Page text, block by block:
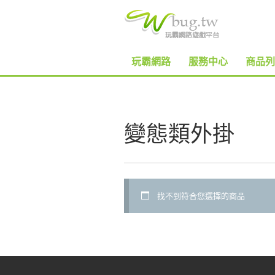
玩霸網路 服務中心 商品
變態類外掛
找不到符合您選擇的商品